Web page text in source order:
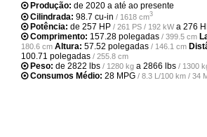
Produção: de 2020 a até ao presente
Cilindrada: 98.7 cu-in / 1618 cm3
Potência: de 257 HP / 261 PS / 192 kWa 276
Comprimento: 157.28 polegadas / 399.5 cm
180.6 cm Altura: 57.52 polegadas / 146.1 cm
100.71 polegadas / 255.8 cm
Peso: de 2822 lbs / 1280 kg a 2866 lbs / 1300
Consumos Médio: 28 MPG / 8.3 L/100 km / 34